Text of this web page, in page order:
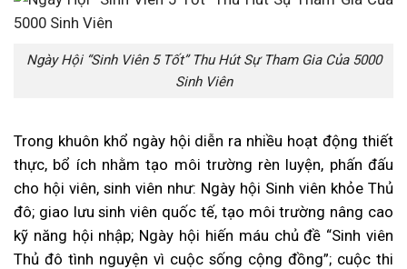
Ngày Hội “Sinh Viên 5 Tốt” Thu Hút Sự Tham Gia Của 5000
Sinh Viên
Trong khuôn khổ ngày hội diễn ra nhiều hoạt động thiết
thực, bổ ích nhằm tạo môi trường rèn luyện, phấn đấu
cho hội viên, sinh viên như: Ngày hội Sinh viên khỏe Thủ
đô; giao lưu sinh viên quốc tế, tạo môi trường nâng cao
kỹ năng hội nhập; Ngày hội hiến máu chủ đề “Sinh viên
Thủ đô tình nguyện vì cuộc sống cộng đồng”; cuộc thi